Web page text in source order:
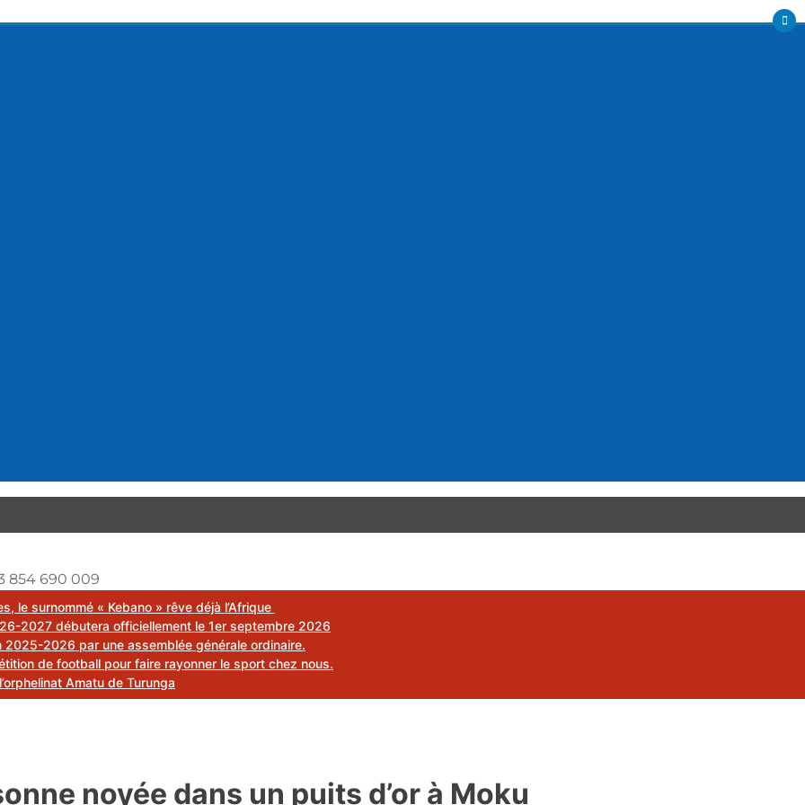
854 690 009
le surnommé « Kebano » rêve déjà l’Afrique
2027 débutera officiellement le 1er septembre 2026
2025-2026 par une assemblée générale ordinaire.
de football pour faire rayonner le sport chez nous.
Amatu de Turunga
noyée dans un puits d’or à Moku